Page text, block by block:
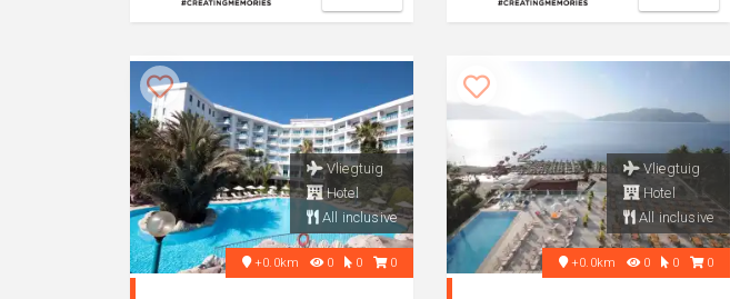
Vliegtuig
Hotel
All inclusive
+0.0km 0 0 0
Vliegtuig
Hotel
All inclusive
+0.0km 0 0 0